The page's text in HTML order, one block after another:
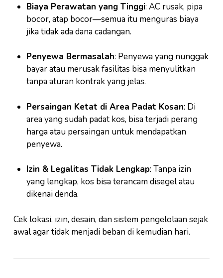
Biaya Perawatan yang Tinggi: AC rusak, pipa
bocor, atap bocor—semua itu menguras biaya
jika tidak ada dana cadangan.
Penyewa Bermasalah: Penyewa yang nunggak
bayar atau merusak fasilitas bisa menyulitkan
tanpa aturan kontrak yang jelas.
Persaingan Ketat di Area Padat Kosan: Di
area yang sudah padat kos, bisa terjadi perang
harga atau persaingan untuk mendapatkan
penyewa.
Izin & Legalitas Tidak Lengkap: Tanpa izin
yang lengkap, kos bisa terancam disegel atau
dikenai denda.
Cek lokasi, izin, desain, dan sistem pengelolaan sejak
awal agar tidak menjadi beban di kemudian hari.